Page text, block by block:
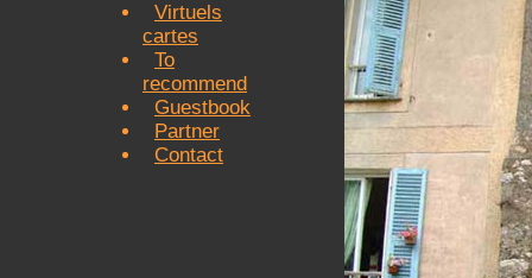
Virtuels
cartes
To
recommend
Guestbook
Partner
Contact